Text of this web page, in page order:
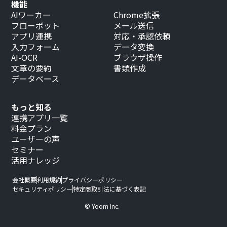
もっと知る
連携アプリ一覧
料金プラン
ユーザーの声
セミナー
活用ナレッジ
機能
AIワーカー
フローボット
アプリ連携
入力フォーム
AI-OCR
文章の要約
データベース
Chrome拡張
メール送信
対応・承認依頼
データ変換
ブラウザ操作
書類作成
会社概要利用規約プライバシーポリシー
セキュリティポリシー特定商取引法に基づく表記
© Yoom Inc.